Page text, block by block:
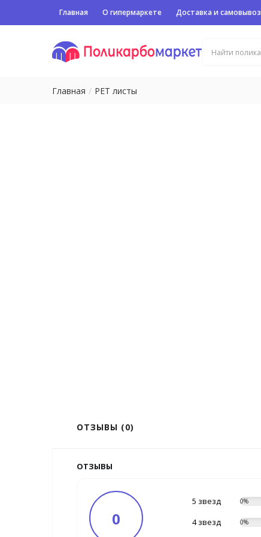
Главная О гипермаркете Доставка и самовывоз
Главная PET листы
ОТЗЫВЫ (0)
ОТЗЫВЫ
0
5 звезд 0%
4 звезд 0%